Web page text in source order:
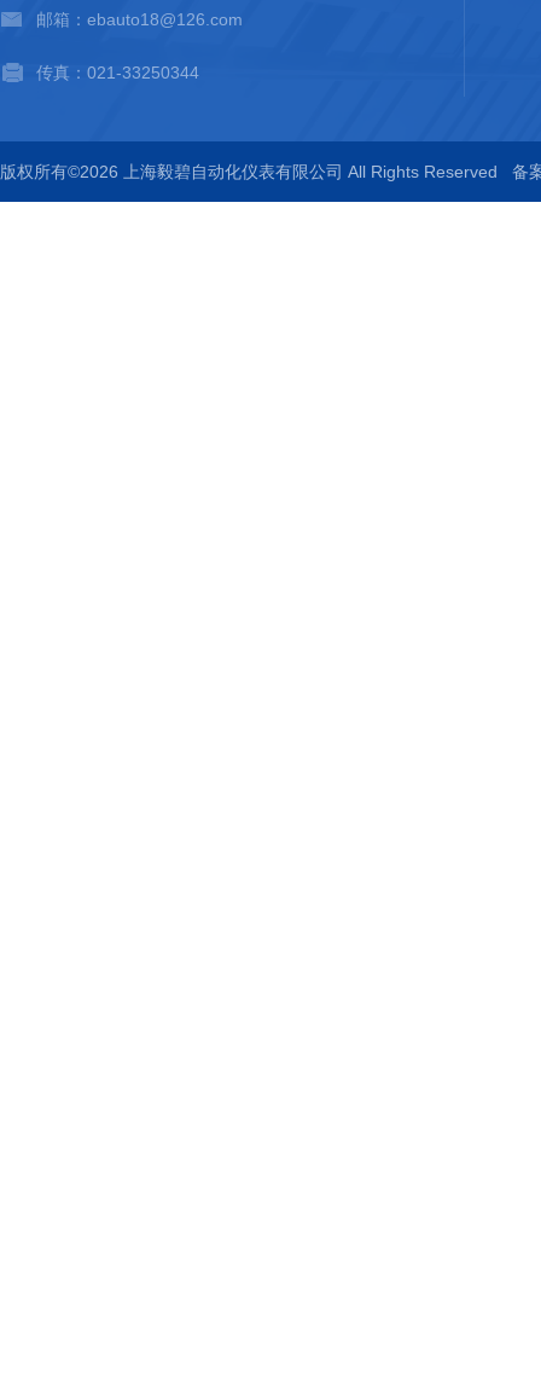
邮箱：ebauto18@126.com
传真：021-33250344
版权所有©2026 上海毅碧自动化仪表有限公司 All Rights Reserved 备